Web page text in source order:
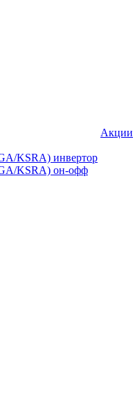
KSRA) инвертор
KSRA) он-офф
Акции